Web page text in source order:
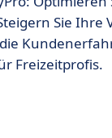
Sie Ihre
Freizeitprofis.